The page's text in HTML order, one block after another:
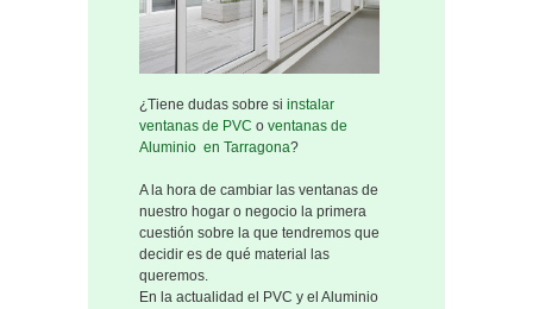
¿Tiene dudas sobre si instalar
ventanas de PVC o ventanas de
Aluminio en Tarragona?
A la hora de cambiar las ventanas de
nuestro hogar o negocio la primera
cuestión sobre la que tendremos que
decidir es de qué material las
queremos.
En la actualidad el PVC y el Aluminio